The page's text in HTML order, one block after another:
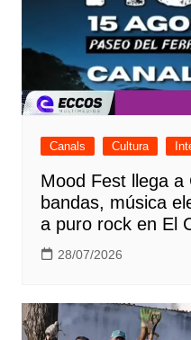
Canals Cultura
Mood Fest llega a
bandas, música
a puro rock en El
28/07/2026